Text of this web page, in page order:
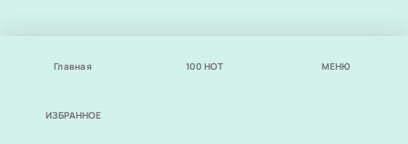
Главная 100 НОТ МЕНЮ
ИЗБРАННОЕ